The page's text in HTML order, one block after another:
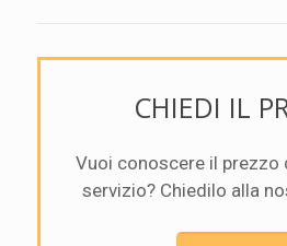
CHIEDI IL
Vuoi conoscere il prezzo
servizio? Chiedilo alla